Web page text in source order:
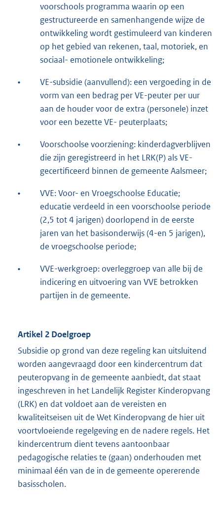
voorschools programma waarin op een
gestructureerde en samenhangende wijze de
ontwikkeling wordt gestimuleerd van kinderen
op het gebied van rekenen, taal, motoriek, en
sociaal- emotionele ontwikkeling;
•
VE-subsidie (aanvullend): een vergoeding in de
vorm van een bedrag per VE-peuter per uur
aan de houder voor de extra (personele) inzet
voor een bezette VE- peuterplaats;
•
Voorschoolse voorziening: kinderdagverblijven
die zijn geregistreerd in het LRK(P) als VE-
gecertificeerd binnen de gemeente Aalsmeer;
•
VVE: Voor- en Vroegschoolse Educatie;
educatie verdeeld in een voorschoolse periode
(2,5 tot 4 jarigen) doorlopend in de eerste
jaren van het basisonderwijs (4-en 5 jarigen),
de vroegschoolse periode;
•
VVE-werkgroep: overleggroep van alle bij de
indicering en uitvoering van VVE betrokken
partijen in de gemeente.
Artikel 2 Doelgroep
Subsidie op grond van deze regeling kan uitsluitend
worden aangevraagd door een kindercentrum dat
peuteropvang in de gemeente aanbiedt, dat staat
ingeschreven in het Landelijk Register Kinderopvang
(LRK) en dat voldoet aan de vereisten en
kwaliteitseisen uit de Wet Kinderopvang de hier uit
voortvloeiende regelgeving en de nadere regels. Het
kindercentrum dient tevens aantoonbaar
pedagogische relaties te (gaan) onderhouden met
minimaal één van de in de gemeente opererende
basisscholen.